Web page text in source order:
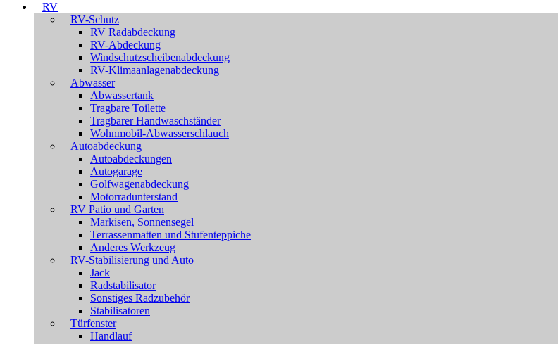
RV
RV-Schutz
RV Radabdeckung
RV-Abdeckung
Windschutzscheibenabdeckung
RV-Klimaanlagenabdeckung
Abwasser
Abwassertank
Tragbare Toilette
Tragbarer Handwaschständer
Wohnmobil-Abwasserschlauch
Autoabdeckung
Autoabdeckungen
Autogarage
Golfwagenabdeckung
Motorradunterstand
RV Patio und Garten
Markisen, Sonnensegel
Terrassenmatten und Stufenteppiche
Anderes Werkzeug
RV-Stabilisierung und Auto
Jack
Radstabilisator
Sonstiges Radzubehör
Stabilisatoren
Türfenster
Handlauf